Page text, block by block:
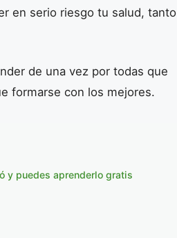
en serio riesgo tu salud, tanto
de una vez por todas que
formarse con los mejores.
y puedes aprenderlo gratis